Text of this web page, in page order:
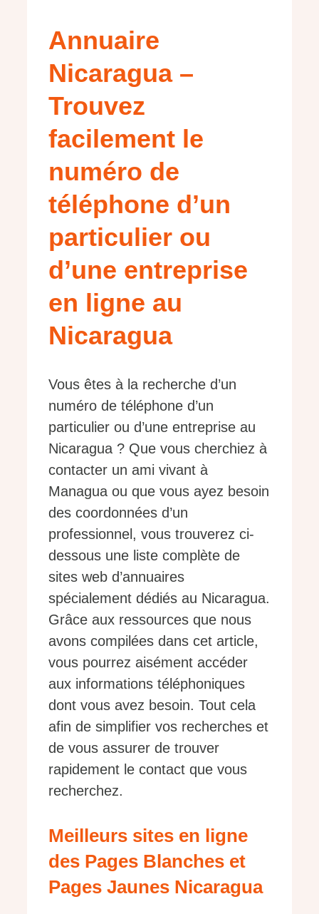
Annuaire
Nicaragua –
Trouvez
facilement le
numéro de
téléphone d’un
particulier ou
d’une entreprise
en ligne au
Nicaragua
Vous êtes à la recherche d’un
numéro de téléphone d’un
particulier ou d’une entreprise au
Nicaragua ? Que vous cherchiez à
contacter un ami vivant à
Managua ou que vous ayez besoin
des coordonnées d’un
professionnel, vous trouverez ci-
dessous une liste complète de
sites web d’annuaires
spécialement dédiés au Nicaragua.
Grâce aux ressources que nous
avons compilées dans cet article,
vous pourrez aisément accéder
aux informations téléphoniques
dont vous avez besoin. Tout cela
afin de simplifier vos recherches et
de vous assurer de trouver
rapidement le contact que vous
recherchez.
Meilleurs sites en ligne
des Pages Blanches et
Pages Jaunes Nicaragua